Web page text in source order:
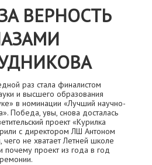
ВЕРНОСТЬ
раз стала финалистом
и высшего образования
в номинации «Лучший научно-
Победа, увы, снова досталась
проект «Курилка
с директором ЛШ Антоном
не хватает Летней школе
почему проект из года в год